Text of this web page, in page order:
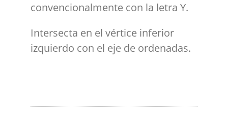
convencionalmente con la letra Y.
Intersecta en el vértice inferior
izquierdo con el eje de ordenadas.